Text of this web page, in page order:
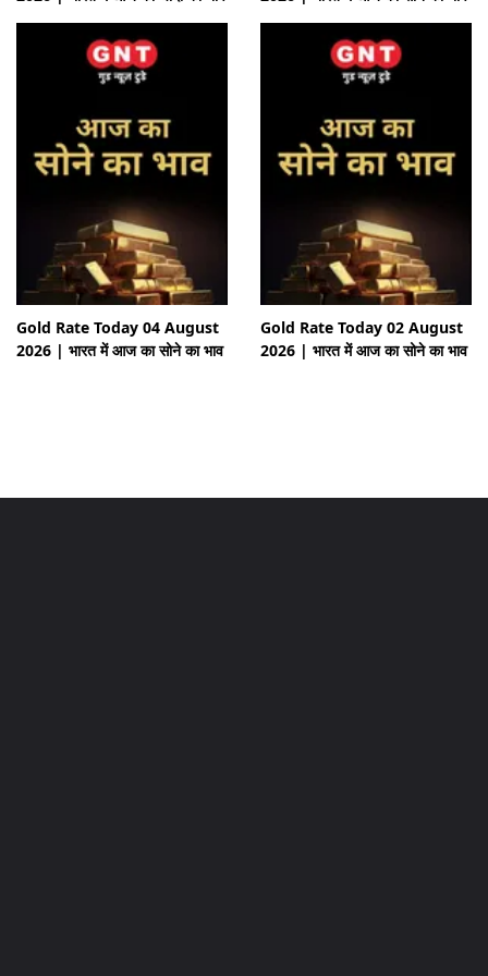
Gold Rate Today 04 August
2026 | भारत में आज का सोने का भाव
Gold Rate Today 02 August
2026 | भारत में आज का सोने का भाव